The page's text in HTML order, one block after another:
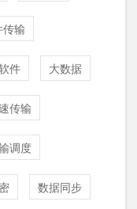
输
件 大数据
传输
调度
数据同步